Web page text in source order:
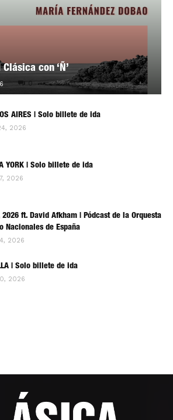
con ‘Ñ’
0
AIRES | Solo billete de ida
2026
YORK | Solo billete de ida
2026
ft. David Afkham | Pódcast de la Orquesta
Nacionales de España
2026
| Solo billete de ida
2026